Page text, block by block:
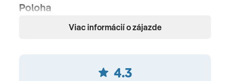
Poloha
cca 23 km od letiska Hurghada • cca 28 km od ostrova
Viac informácií o zájazde
4.3